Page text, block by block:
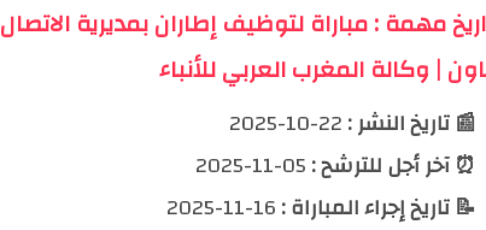
مهمة : مباراة لتوظيف إطاران بمديرية الاتصال
| وكالة المغرب العربي للأنباء
📰 تاريخ النشر :
⏰ آخر أجل للترشح :
📝 تاريخ إجراء المباراة :